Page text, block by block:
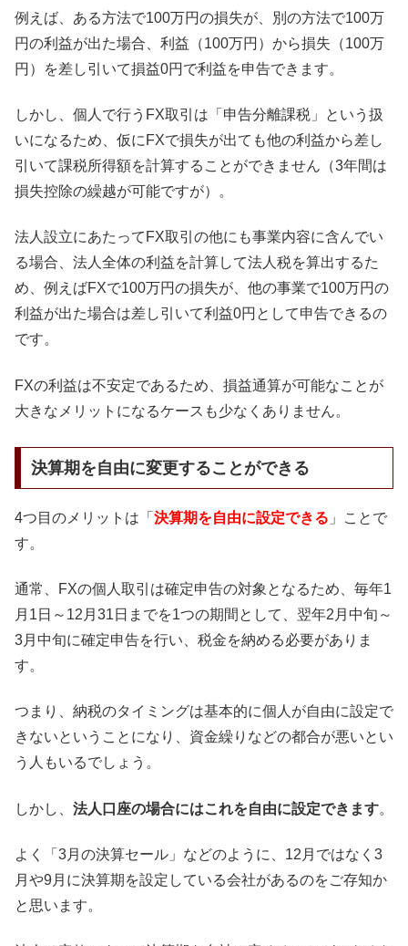
例えば、ある方法で100万円の損失が、別の方法で100万
円の利益が出た場合、利益（100万円）から損失（100万
円）を差し引いて損益0円で利益を申告できます。
しかし、個人で行うFX取引は「申告分離課税」という扱
いになるため、仮にFXで損失が出ても他の利益から差し
引いて課税所得額を計算することができません（3年間は
損失控除の繰越が可能ですが）。
法人設立にあたってFX取引の他にも事業内容に含んでい
る場合、法人全体の利益を計算して法人税を算出するた
め、例えばFXで100万円の損失が、他の事業で100万円の
利益が出た場合は差し引いて利益0円として申告できるの
です。
FXの利益は不安定であるため、損益通算が可能なことが
大きなメリットになるケースも少なくありません。
決算期を自由に変更することができる
4つ目のメリットは「 決算期を自由に設定できる 」ことで
す。
通常、FXの個人取引は確定申告の対象となるため、毎年1
月1日～12月31日までを1つの期間として、翌年2月中旬～
3月中旬に確定申告を行い、税金を納める必要がありま
す。
つまり、納税のタイミングは基本的に個人が自由に設定で
きないということになり、資金繰りなどの都合が悪いとい
う人もいるでしょう。
しかし、 法人口座の場合にはこれを自由に設定できます。
よく「3月の決算セール」などのように、12月ではなく3
月や9月に決算期を設定している会社があるのをご存知か
と思います。